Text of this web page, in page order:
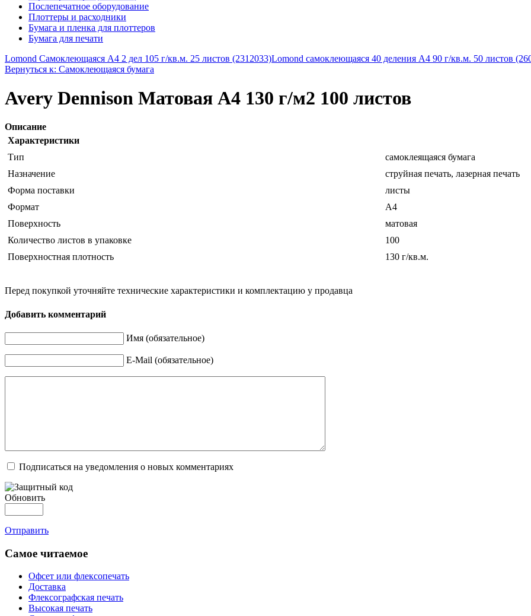
Послепечатное оборудование
Плоттеры и расходники
Бумага и пленка для плоттеров
Бумага для печати
Lomond Самоклеющаяся А4 2 дел 105 г/кв.м. 25 листов (2312033)Lomond самоклеющаяся 40 деления А4 90 г/кв.м. 50 листов
Вернуться к: Самоклеющаяся бумага
Avery Dennison Матовая A4 130 г/м2 100 листов
Описание
Характеристики
Тип
самоклеящаяся бумага
Назначение
струйная печать, лазерная печать
Форма поставки
листы
Формат
A4
Поверхность
матовая
Количество листов в упаковке
100
Поверхностная плотность
130 г/кв.м.
Перед покупкой уточняйте технические характеристики и комплектацию у продавца
Добавить комментарий
Имя (обязательное)
E-Mail (обязательное)
Подписаться на уведомления о новых комментариях
Обновить
Отправить
Самое читаемое
Офсет или флексопечать
Доставка
Флексографская печать
Высокая печать